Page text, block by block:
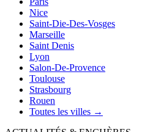
Nice
Saint-Die-Des-Vosges
Marseille
Saint Denis
Lyon
Salon-De-Provence
Toulouse
Strasbourg
Rouen
Toutes les villes →